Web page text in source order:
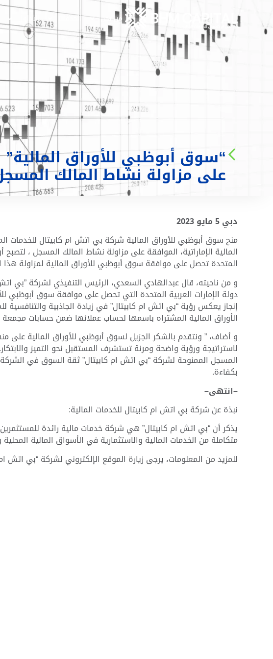
من نحن الخدمات التداول
“سوق أبوظبي للأوراق
على مزاولة نشاط المالك
دبي مايو
منح سوق أبوظبي للأوراق المالية شركة بي اتش ام كابيتال للخدمات
المالية الإماراتية، الموافقة على مزاولة نشاط المالك المسجل ،
المتحدة تحصل على موافقة سوق أبوظبي للأوراق المالية لمزاولة هذا
و من ناحيته، قال عبدالهادي السعدي، الرئيس التنفيذي لشركة”بي
دولة الإمارات العربية المتحدة التي تحصل على موافقة سوق أبوظبي
إنجاز يعكس رؤية“بي اتش ام كابيتال”في زيادة الجاذبية
الأوراق المالية المشتراه باسمها لحساب عملائها ضمن حسابات مجمعة
و أضاف،”ونتقدم بالشكر الجزيل لسوق أبوظبي للأوراق المالية على
لاستراتيجة ورؤية واضحة ومرنة تستشرف المستقبل نحو التميز والابتكار.
المسجل الممنوحة لشركة“بي اتش ام كابيتال”ثقة السوق في
بكفاءة.
–انتهى–
نبذةعن شركة بي اتش ام كابيتال للخدمات المالية:
يذكر أن“بي اتش ام كابيتال”هي شركة خدمات مالية رائدة للمستثمرين
متكاملة من الخدمات المالية والاستثمارية في الأسواق المالية المحلية
للمزيد من المعلومات، يرجى زيارة الموقع الإلكتروني لشركة“بي اتش